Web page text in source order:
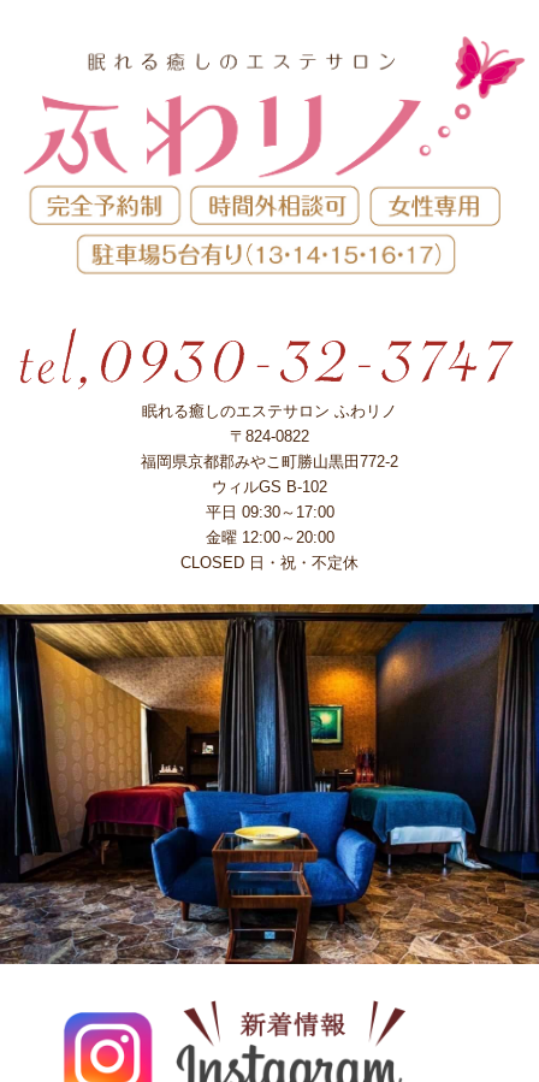
眠れる癒しのエステサロン ふわリノ
〒824-0822
福岡県京都郡みやこ町勝山黒田772-2
ウィルGS B-102
平日 09:30～17:00
金曜 12:00～20:00
CLOSED 日・祝・不定休